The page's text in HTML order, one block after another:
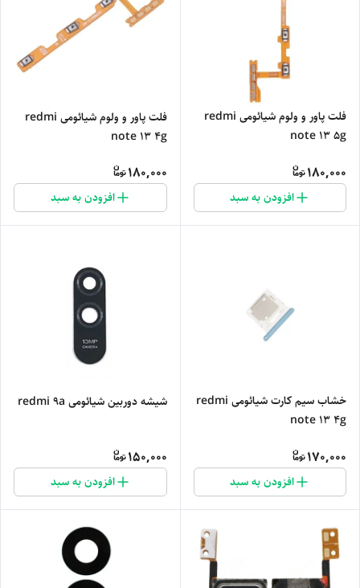
فلت پاور و ولوم شیائومی redmi
note 13 5g
180,000
افزودن به سبد
فلت پاور و ولوم شیائومی redmi
note 13 4g
180,000
افزودن به سبد
خشاب سیم کارت شیائومی redmi
note 13 4g
170,000
افزودن به سبد
شیشه دوربین شیائومی redmi 9a
150,000
افزودن به سبد